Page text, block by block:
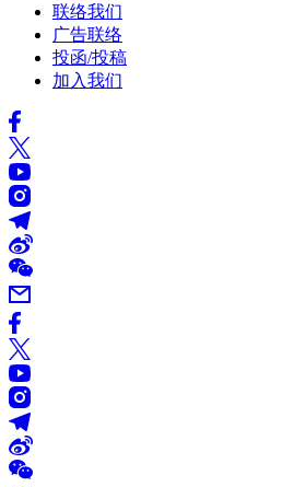
联络我们
广告联络
投函/投稿
加入我们